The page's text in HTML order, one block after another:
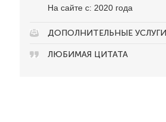
На сайте с: 2020 года
ДОПОЛНИТЕЛЬНЫЕ УСЛУГИ
ЛЮБИМАЯ ЦИТАТА